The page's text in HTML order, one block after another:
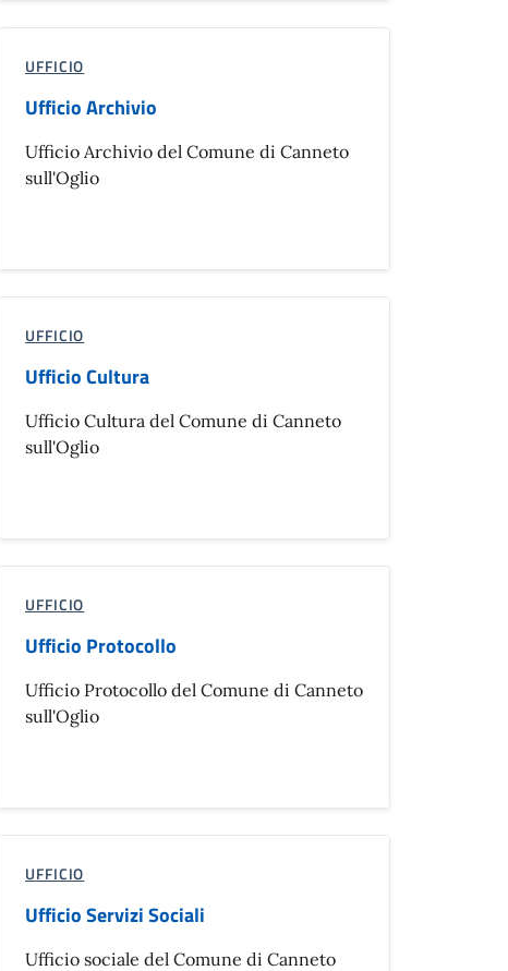
UFFICIO
Ufficio Archivio
Ufficio Archivio del Comune di Canneto
sull'Oglio
UFFICIO
Ufficio Cultura
Ufficio Cultura del Comune di Canneto
sull'Oglio
UFFICIO
Ufficio Protocollo
Ufficio Protocollo del Comune di Canneto
sull'Oglio
UFFICIO
Ufficio Servizi Sociali
Ufficio sociale del Comune di Canneto